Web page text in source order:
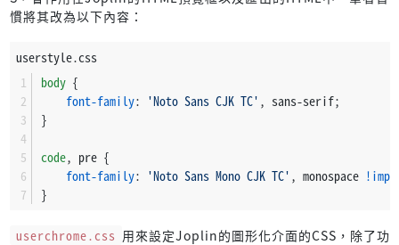
慣將其改為以下內容：
userstyle.css
body {
font-family: 'Noto Sans CJK TC' , sans-serif;
}
code, pre {
font-family: 'Noto Sans Mono CJK TC' , monospace
}
userchrome.css 用來設定Joplin的圖形化介面的CSS，除了功